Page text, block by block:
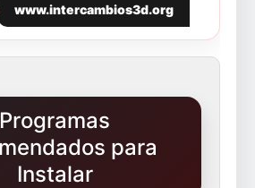
www.intercambios3d.org
Programas
para
Instalar